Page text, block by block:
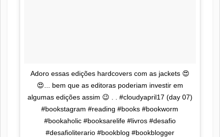
Adoro essas edições hardcovers com as jackets 😍
😍... bem que as editoras poderiam investir em
algumas edições assim 😉 . . #cloudyapril17 (day 07)
#bookstagram #reading #books #bookworm
#bookaholic #booksarelife #livros #desafio
#desafioliterario #bookblog #bookblogger